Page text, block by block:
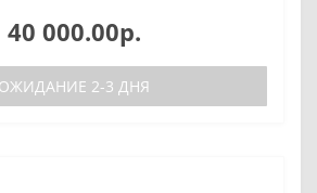
40 000.00р.
ОЖИДАНИЕ 2-3 ДНЯ